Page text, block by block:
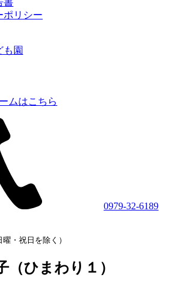
書
ポリシー
も園
ムはこちら
0979-32-6189
曜・祝日を除く）
（ひまわり１）